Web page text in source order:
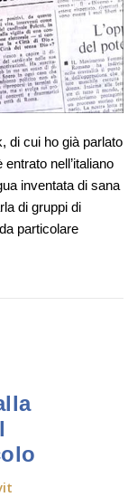
di cui ho già parlato
nell’italiano
inventata di sana
di gruppi di
particolare